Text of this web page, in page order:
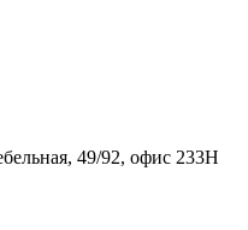
49/92, офис 233Н